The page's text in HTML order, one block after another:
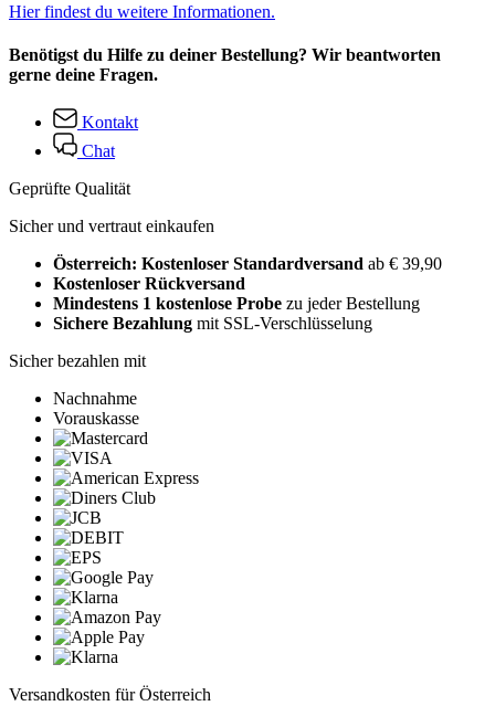
Hier findest du weitere Informationen.
Benötigst du Hilfe zu deiner Bestellung? Wir beantworten
gerne deine Fragen.
Kontakt
Chat
Geprüfte Qualität
Sicher und vertraut einkaufen
Österreich: Kostenloser Standardversand ab € 39,90
Kostenloser Rückversand
Mindestens 1 kostenlose Probe zu jeder Bestellung
Sichere Bezahlung mit SSL-Verschlüsselung
Sicher bezahlen mit
Nachnahme
Vorauskasse
Versandkosten für Österreich